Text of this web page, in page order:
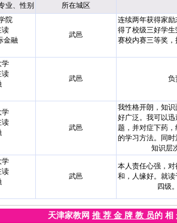
业、性别 所在城区
院
读
金融
武邑
连续两年获得家
得了校级三好学
赛校内赛三等奖
学
读
武邑 负
学
读
武邑
我性格开朗，知
好广泛。我可以
题，并对症下药
的学习方法。同
知识层
学
读
武邑
本人责任心强，
和，人缘好。就
四级
天津家教网 推 荐 金 牌 教 员的 相